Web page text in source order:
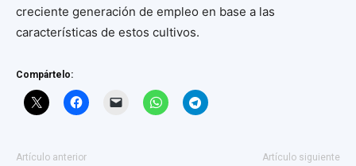
creciente generación de empleo en base a las
características de estos cultivos.
Compártelo:
Artículo anterior Artículo siguiente